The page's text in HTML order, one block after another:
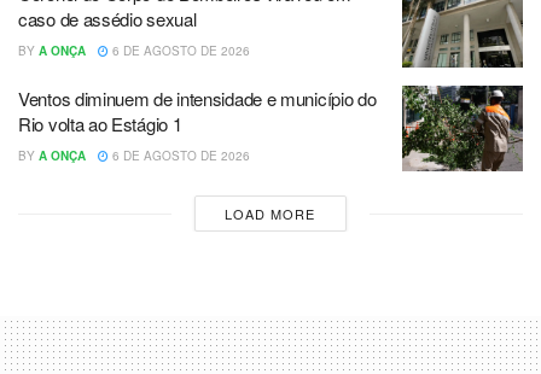
caso de assédio sexual
BY A ONÇA 6 DE AGOSTO DE 2026
Ventos diminuem de intensidade e município do
Rio volta ao Estágio 1
BY A ONÇA 6 DE AGOSTO DE 2026
LOAD MORE